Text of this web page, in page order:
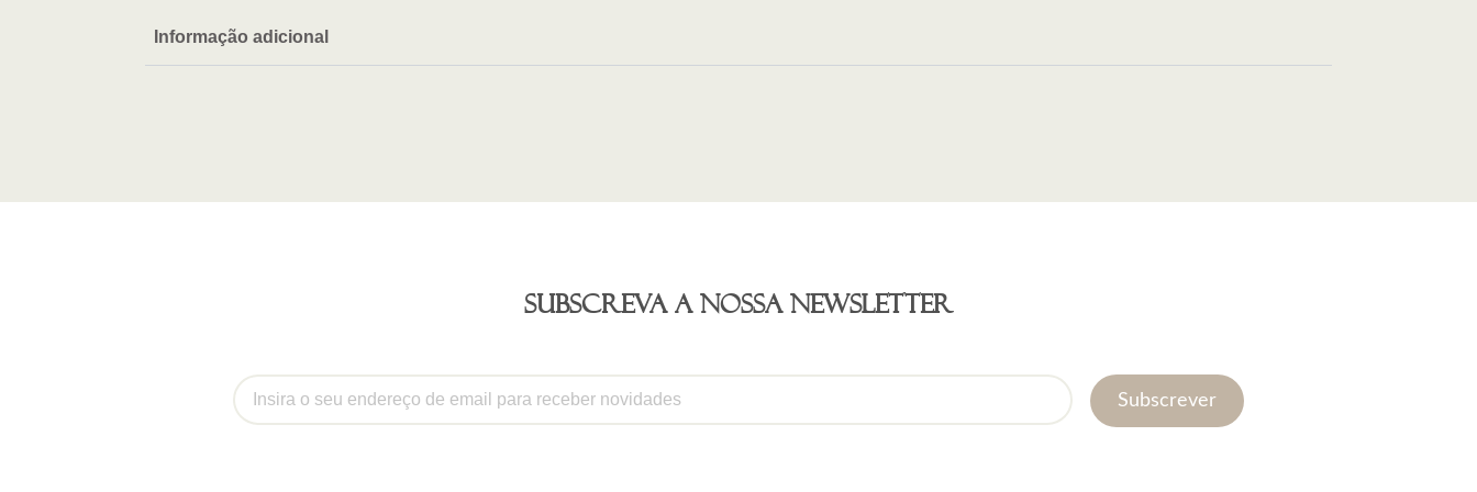
Informação adicional
Subscreva a nossa newsletter
Subscrever